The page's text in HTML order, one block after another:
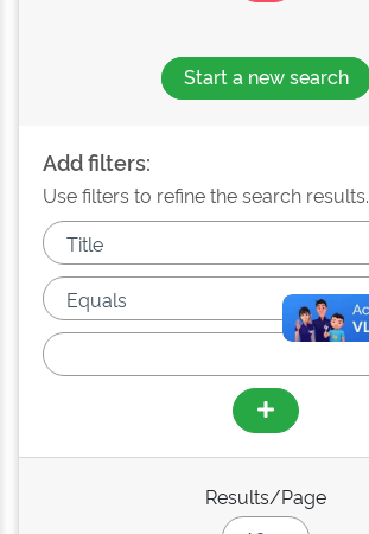
Start a new search
Add filters:
Use filters to refine the search results.
Results/Page